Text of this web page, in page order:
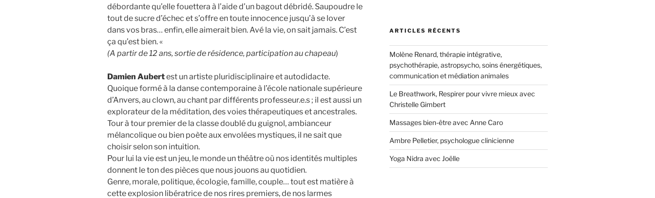
débordante qu’elle fouettera à l’aide d’un bagout débridé. Saupoudre le
tout de sucre d’échec et s’offre en toute innocence jusqu’à se lover
dans vos bras… enfin, elle aimerait bien. Avé la vie, on sait jamais. C’est
ça qu’est bien. «
(A partir de 12 ans, sortie de résidence, participation au chapeau)
Damien Aubertest un artiste pluridisciplinaire et autodidacte.
Quoique formé à la danse contemporaine à l’école nationale supérieure
d’Anvers, au clown, au chant par différents professeur.e.s ; il est aussi un
explorateur de la méditation, des voies thérapeutiques et ancestrales.
Tour à tour premier de la classe doublé du guignol, ambianceur
mélancolique ou bien poète aux envolées mystiques, il ne sait que
choisir selon son intuition.
Pour lui la vie est un jeu, le monde un théâtre où nos identités multiples
donnent le ton des pièces que nous jouons au quotidien.
Genre, morale, politique, écologie, famille, couple… tout est matière à
cette explosion libératrice de nos rires premiers, de nos larmes
ARTICLES RÉCENTS
Molène Renard, thérapie intégrative,
psychothérapie, astropsycho, soins énergétiques,
communication et médiation animales
Le Breathwork, Respirer pour vivre mieux avec
Christelle Gimbert
Massages bien-être avec Anne Caro
Ambre Pelletier, psychologue clinicienne
Yoga Nidra avec Joëlle